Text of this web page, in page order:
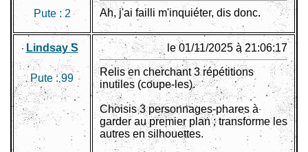
Pute :2 Ah, j'ai failli m'inquiéter, dis donc.
Lindsay S
Pute :99
le 01/11/2025 à 21:06:17
Relis en cherchant 3 répétitions
inutiles (coupe-les).
Choisis 3 personnages-phares à
garder au premier plan ; transforme les
autres en silhouettes.